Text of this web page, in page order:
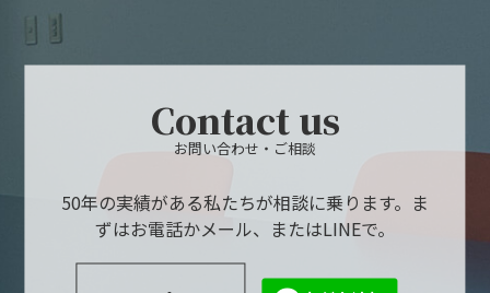
Contact us
お問い合わせ・ご相談
50年の実績がある私たちが相談に乗ります。ま
ずはお電話かメール、またはLINEで。